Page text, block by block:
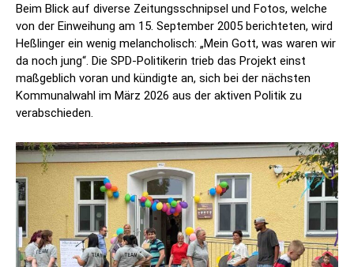
Beim Blick auf diverse Zeitungsschnipsel und Fotos, welche
von der Einweihung am 15. September 2005 berichteten, wird
Heßlinger ein wenig melancholisch: „Mein Gott, was waren wir
da noch jung“. Die SPD-Politikerin trieb das Projekt einst
maßgeblich voran und kündigte an, sich bei der nächsten
Kommunalwahl im März 2026 aus der aktiven Politik zu
verabschieden.